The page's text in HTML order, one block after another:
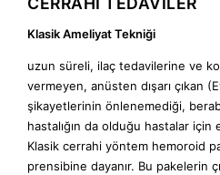
Klasik Ameliyat Tekniği
uzun süreli, ilaç tedavilerine ve
vermeyen, anüsten dışarı çıkan
şikayetlerinin önlenemediği,
hastalığın da olduğu hastalar
Klasik cerrahi yöntem hemoroid
prensibine dayanır. Bu pakelerin